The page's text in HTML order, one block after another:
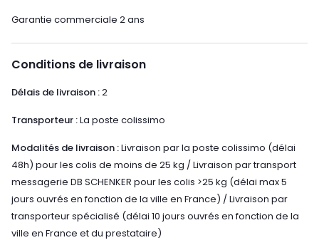
Garantie commerciale 2 ans
Conditions de livraison
Délais de livraison :2
Transporteur :La poste colissimo
Modalités de livraison :Livraison par la poste colissimo (délai
48h) pour les colis de moins de 25 kg / Livraison par transport
messagerie DB SCHENKER pour les colis >25 kg (délai max 5
jours ouvrés en fonction de la ville en France) / Livraison par
transporteur spécialisé (délai 10 jours ouvrés en fonction de la
ville en France et du prestataire)